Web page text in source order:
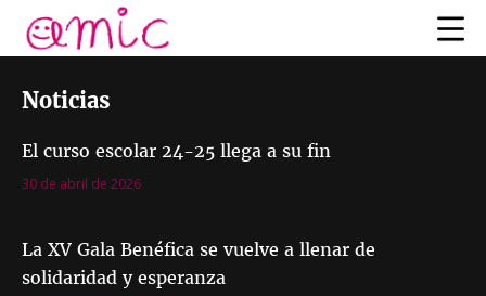
Noticias
El curso escolar 24-25 llega a su fin
30 de abril de 2026
La XV Gala Benéfica se vuelve a llenar de
solidaridad y esperanza